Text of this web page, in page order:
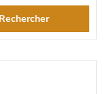
Rechercher